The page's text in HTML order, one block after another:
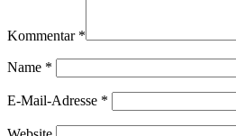
Kommentar *
Name *
E-Mail-Adresse *